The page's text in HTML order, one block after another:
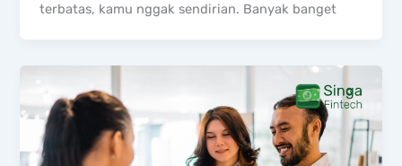
terbatas, kamu nggak sendirian. Banyak banget